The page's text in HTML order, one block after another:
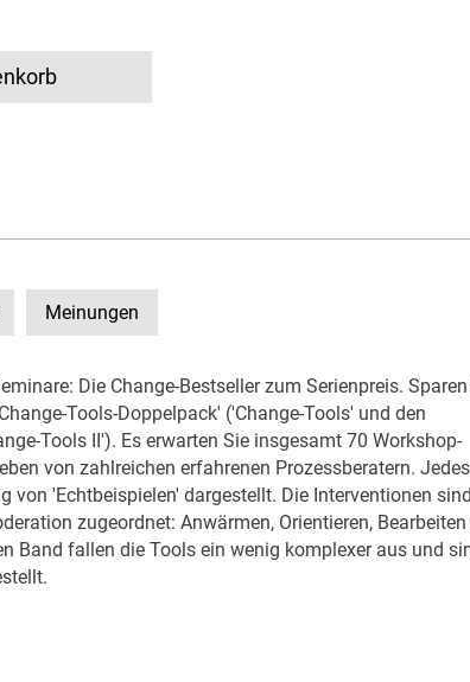
Meinungen
Die Change-Bestseller zum Serienpreis. Sparen
Tools-Doppelpack' ('Change-Tools' und den
Tools II'). Es erwarten Sie insgesamt 70 Workshop-
von zahlreichen erfahrenen Prozessberatern.
von 'Echtbeispielen' dargestellt. Die Interventionen
zugeordnet: Anwärmen, Orientieren, Bearbeiten
Band fallen die Tools ein wenig komplexer aus und